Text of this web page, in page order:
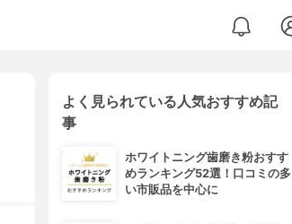
よく見られている人気おすすめ記
事
ホワイトニング歯磨き粉おすす
めランキング52選！口コミの多
い市販品を中心に